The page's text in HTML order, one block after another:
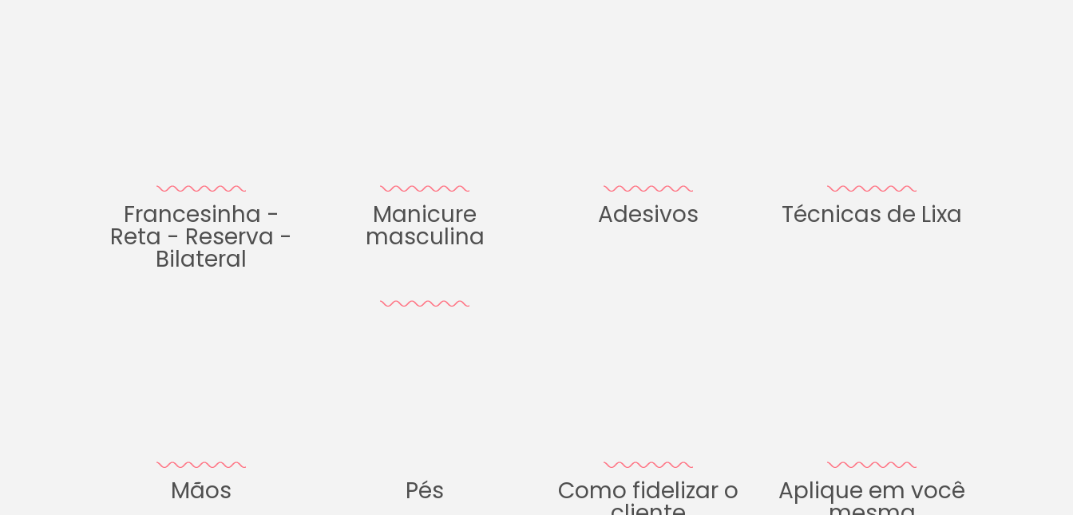
Francesinha -
Reta - Reserva -
Bilateral
Manicure
masculina
Adesivos Técnicas de Lixa
Mãos Pés Como fidelizar o Aplique em você